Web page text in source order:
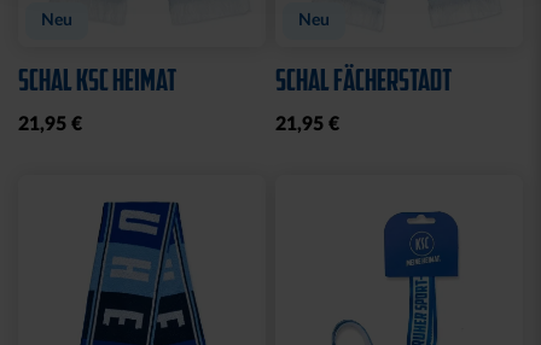
Neu
SCHAL KSC HEIMAT
21,95 €
Neu
SCHAL FÄCHERSTADT
21,95 €